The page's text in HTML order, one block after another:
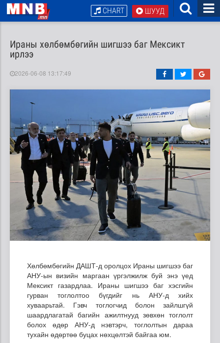
ШУУД
CHART
Ираны хөлбөмбөгийн шигшээ баг Мексикт
ирлээ
2026-06-08 13:17:49
Хөлбөмбөгийн ДАШТ-д оролцох Ираны шигшээ баг
АНУ-ын визийн маргаан үргэлжилж буй энэ үед
Мексикт газардлаа. Ираны шигшээ баг хэсгийн
гурван тоглолтоо бүгдийг нь АНУ-д хийх
хуваарьтай. Гэвч тоглогчид болон зайлшгүй
шаардлагатай багийн ажилтнууд зөвхөн тоглолт
болох өдөр АНУ-д нэвтэрч, тоглолтын дараа
тухайн өдөртөө буцах нөхцөлтэй байгаа юм.